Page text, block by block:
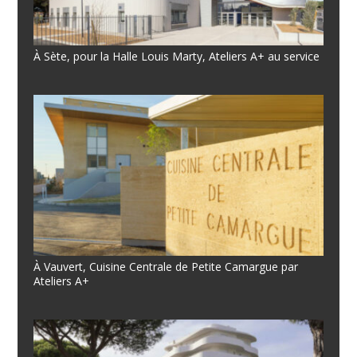
À Sète, pour la Halle Louis Marty, Ateliers A+ au service
À Vauvert, Cuisine Centrale de Petite Camargue par
Ateliers A+